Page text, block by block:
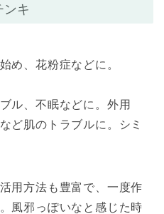
ンキ
め、花粉症などに。
ル、不眠などに。外用
ど肌のトラブルに。シミ
用方法も豊富で、一度作
風邪っぽいなと感じた時